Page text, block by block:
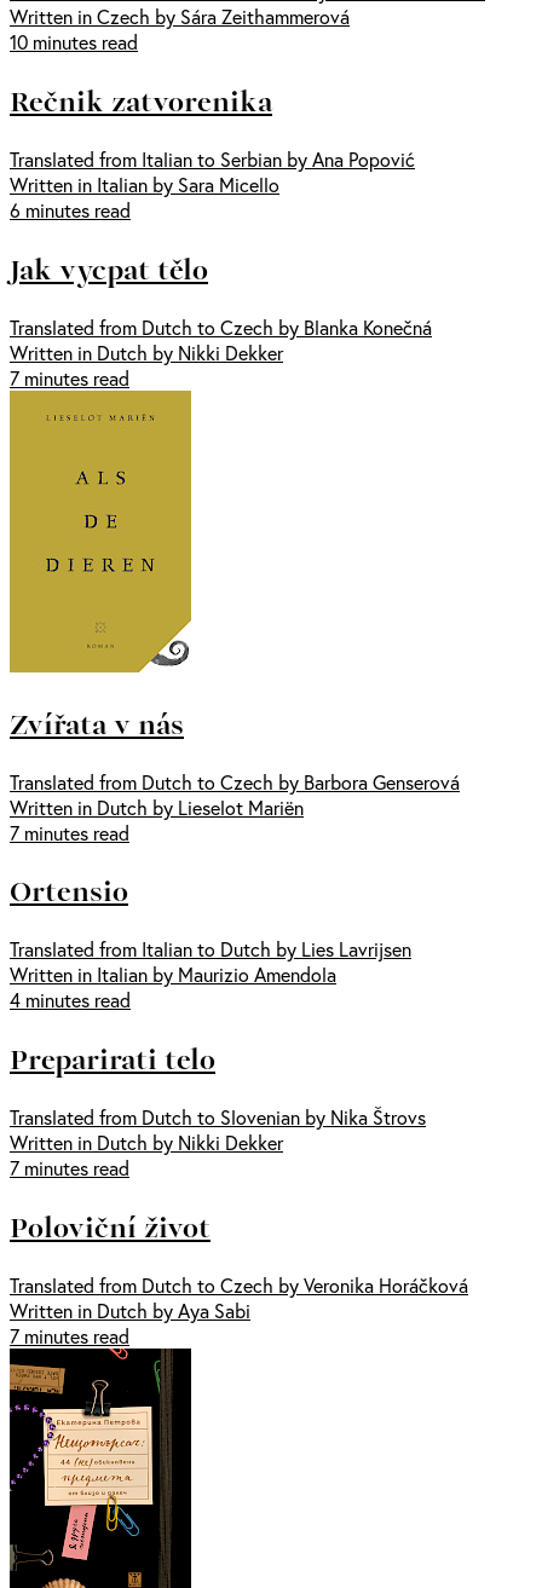
Written in Czech by Sára Zeithammerová
10 minutes read
Rečnik zatvorenika
Translated from Italian to Serbian by Ana Popović
Written in Italian by Sara Micello
6 minutes read
Jak vycpat tělo
Translated from Dutch to Czech by Blanka Konečná
Written in Dutch by Nikki Dekker
7 minutes read
Zvířata v nás
Translated from Dutch to Czech by Barbora Genserová
Written in Dutch by Lieselot Mariën
7 minutes read
Ortensio
Translated from Italian to Dutch by Lies Lavrijsen
Written in Italian by Maurizio Amendola
4 minutes read
Preparirati telo
Translated from Dutch to Slovenian by Nika Štrovs
Written in Dutch by Nikki Dekker
7 minutes read
Poloviční život
Translated from Dutch to Czech by Veronika Horáčková
Written in Dutch by Aya Sabi
7 minutes read